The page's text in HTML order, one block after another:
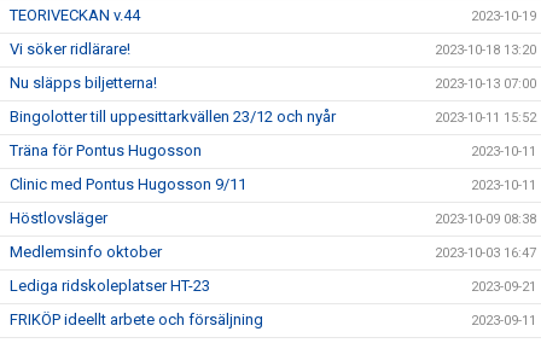
TEORIVECKAN v.44 2023-10-19
Vi söker ridlärare! 2023-10-18 13:20
Nu släpps biljetterna! 2023-10-13 07:00
Bingolotter till uppesittarkvällen 23/12 och nyår 2023-10-11 15:52
Träna för Pontus Hugosson 2023-10-11
Clinic med Pontus Hugosson 9/11 2023-10-11
Höstlovsläger 2023-10-09 08:38
Medlemsinfo oktober 2023-10-03 16:47
Lediga ridskoleplatser HT-23 2023-09-21
FRIKÖP ideellt arbete och försäljning 2023-09-11